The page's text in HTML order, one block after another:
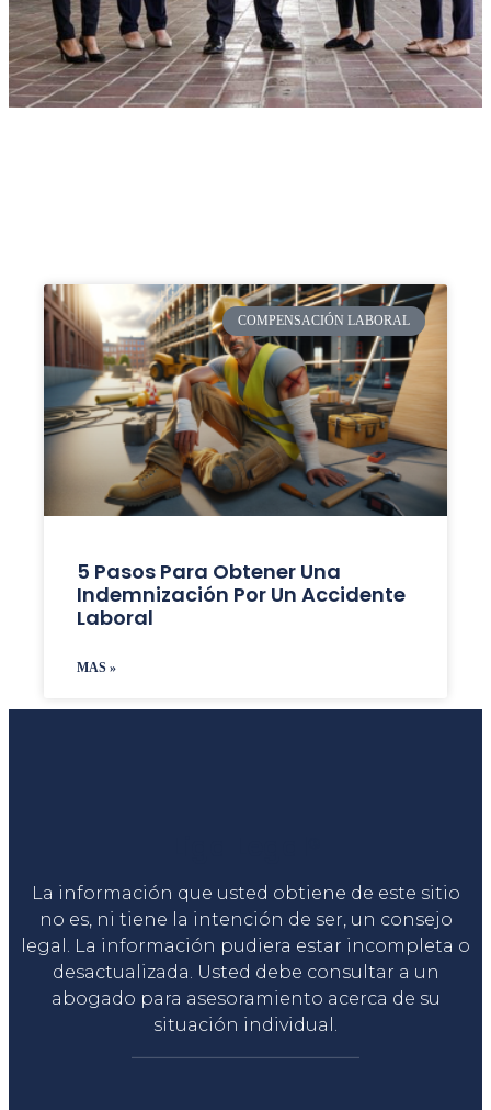
COMPENSACIÓN LABORAL
5 Pasos Para Obtener Una
Indemnización Por Un Accidente
Laboral
MAS »
La información que usted obtiene de este sitio
no es, ni tiene la intención de ser, un consejo
legal. La información pudiera estar incompleta o
desactualizada. Usted debe consultar a un
abogado para asesoramiento acerca de su
situación individual.